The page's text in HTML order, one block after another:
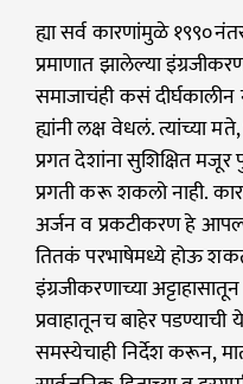
ह्या सर्व कारणांमुळे
प्रमाणात झालेल्या
समाजाचंही कसं
ह्यांनी लक्ष वेधलं. त्यांच्या
प्रगत देशांना सुशिक्षित
प्रगती करू शकलो नाही.
अर्जन व प्रकटीकरण हे
तितकं परभाषेमध्ये होऊ शकत
इंग्रजीकरणाच्या
प्रवाहातूनच बाहेर पडण्याची
समस्येचाही निर्देश करून,